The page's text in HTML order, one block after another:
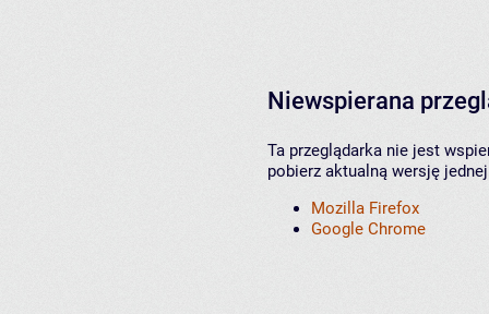
Niewspierana
Ta przeglądarka nie jest
pobierz aktualną wersję
Mozilla Firefox
Google Chrome